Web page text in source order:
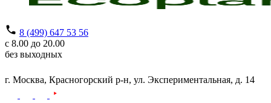
8 (499) 647 53 56
с 8.00 до 20.00
без выходных
г. Москва, Красногорский р-н, ул. Экспериментальная, д. 14